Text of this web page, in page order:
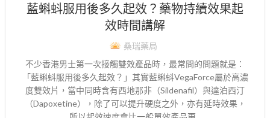
藍蝌蚪服用後多久起效？藥物持續效果起
效時間講解
桑瑞藥局
不少香港男士第一次接觸雙效產品時，最常問的問題就是：
「藍蝌蚪服用後多久起效？」其實藍蝌蚪VegaForce屬於高濃
度雙效片，當中同時含有西地那非（Sildenafil）與達泊西汀
（Dapoxetine），除了可以提升硬度之外，亦有延時效果，